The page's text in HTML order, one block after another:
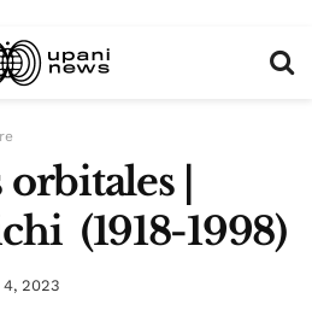
|
(1918-1998)
2023